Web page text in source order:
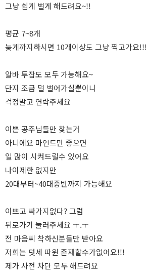
그냥 쉽게 벌게 해드려요~!!
평균 7~8개
늦게까지하시면 10개이상도 그냥 찍고가요!!!
알바 투잡도 모두 가능해요~
단지 조금 덜 벌어가실뿐이니
걱정말고 연락주세요
이쁜 공주님들만 찾는거
아니에요 마인드만 좋으면
일 많이 시켜드릴수 있어요
나이제한 없지만
20대부터~40대중반까지 가능해요
이쁘고 싸가지없다? 그럼
뒤로가기 눌러주세요 ㅜ.ㅜ
전 마음씨 착하신분들만 받아요
저희는 텃세 따윈 존재할수가없어요!!!
제가 사전 차단 모두 해드려요